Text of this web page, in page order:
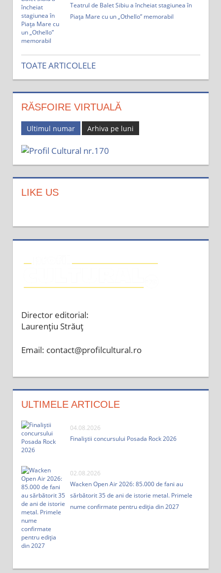
Teatrul de Balet Sibiu a încheiat stagiunea în
Piața Mare cu un „Othello” memorabil
TOATE ARTICOLELE
RĂSFOIRE VIRTUALĂ
Ultimul numar Arhiva pe luni
LIKE US
Director editorial:
Laurențiu Străuț
Email: contact@profilcultural.ro
ULTIMELE ARTICOLE
04.08.2026
Finaliștii concursului Posada Rock 2026
02.08.2026
Wacken Open Air 2026: 85.000 de fani au
sărbătorit 35 de ani de istorie metal. Primele
nume confirmate pentru ediția din 2027